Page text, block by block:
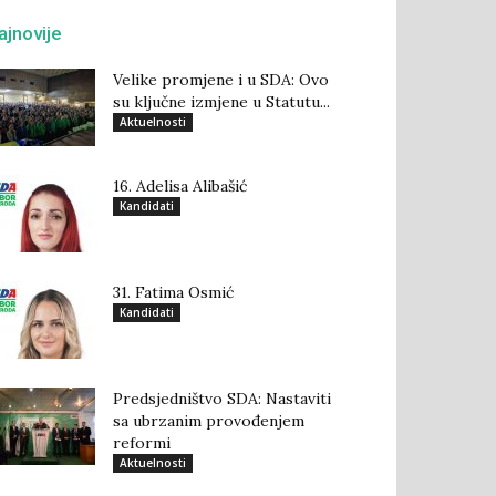
Velike promjene i u SDA: Ovo
su ključne izmjene u Statutu...
Aktuelnosti
16. Adelisa Alibašić
Kandidati
31. Fatima Osmić
Kandidati
Predsjedništvo SDA: Nastaviti
sa ubrzanim provođenjem
reformi
Aktuelnosti